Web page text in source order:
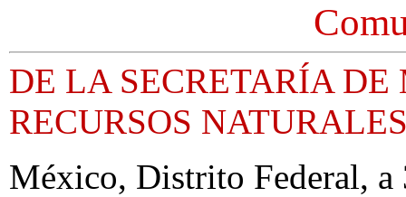
DE LA SECRETARÍA
RECURSOS
México, Distrito Federal, a